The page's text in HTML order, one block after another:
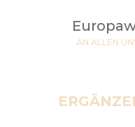
AN ALLEN